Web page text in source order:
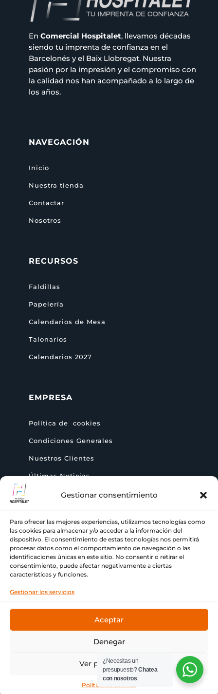
Gestionar consentimiento
Para ofrecer las mejores experiencias, utilizamos tecnologías como
las cookies para almacenar y/o acceder a la información del
dispositivo. El consentimiento de estas tecnologías nos permitirá
procesar datos como el comportamiento de navegación o las
identificaciones únicas en este sitio. No consentir o retirar el
consentimiento, puede afectar negativamente a ciertas
características y funciones.
Gestionar los servicios
Aceptar
Denegar
Ver preferencias
Política de cookies
En Comercial Hospitalet, llevamos décadas
siendo tu imprenta de confianza en el
Barcelonés y el Baix Llobregat. Nuestra
pasión por la impresión y el compromiso con
la calidad nos han acompañado a lo largo de
los años.
NAVEGACIÓN
Inicio
Nuestra tienda
Contactar
Nosotros
RECURSOS
Faldillas
Papelería
Calendarios de Mesa
Talonarios
Calendarios 2027
EMPRESA
Política de cookies
Condiciones Generales
Nuestros Clientes
Últimas Noticias
 + 34 933 776 255
 ch@comercialhospitalet.com
Cornellà de Llobregat, Barcelona
siempre.
¿Necesitas un
presupuesto?Chatea
con nosotros